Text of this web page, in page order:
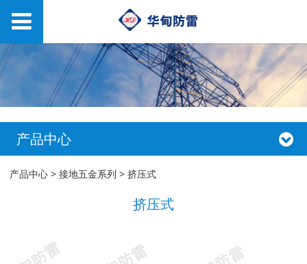
产品中心
挤压式
产品中心 >接地五金系列 >挤压式
挤压式